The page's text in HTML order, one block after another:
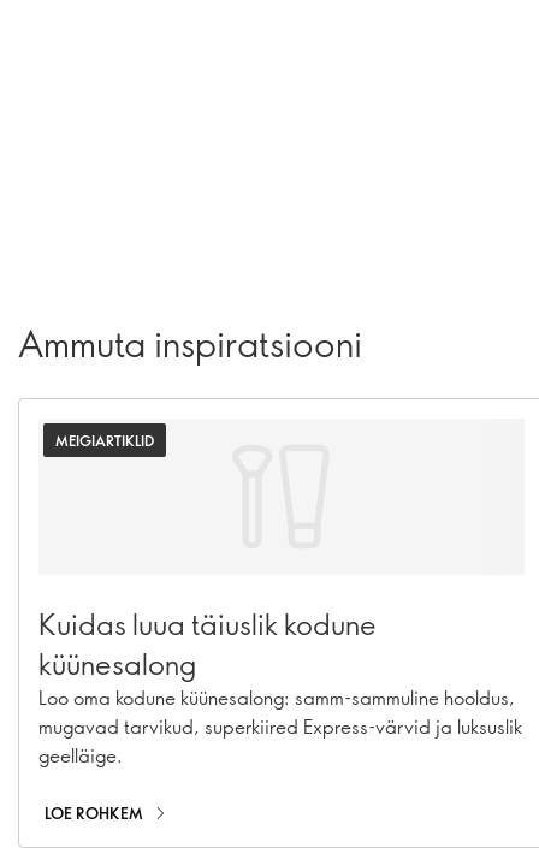
Ammuta inspiratsiooni
MEIGIARTIKLID
Kuidas luua täiuslik kodune
küünesalong
Loo oma kodune küünesalong: samm-sammuline hooldus,
mugavad tarvikud, superkiired Express-värvid ja luksuslik
geelläige.
LOE ROHKEM